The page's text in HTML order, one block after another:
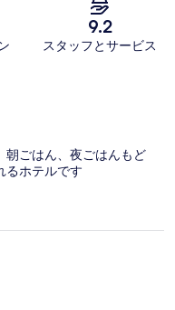
9.2
スタッフとサービス
朝ごはん、夜ごはんもど
るホテルです